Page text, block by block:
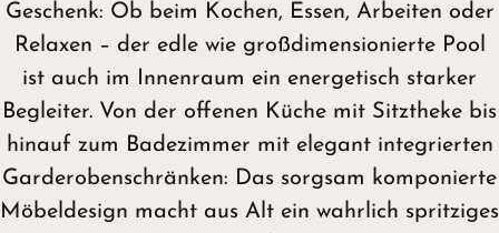
Geschenk: Ob beim Kochen, Essen, Arbeiten oder
Relaxen – der edle wie großdimensionierte Pool
ist auch im Innenraum ein energetisch starker
Begleiter. Von der offenen Küche mit Sitztheke bis
hinauf zum Badezimmer mit elegant integrierten
Garderobenschränken: Das sorgsam komponierte
Möbeldesign macht aus Alt ein wahrlich spritziges